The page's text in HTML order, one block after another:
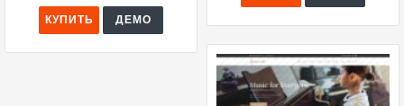
КУПИТЬ ДЕМО